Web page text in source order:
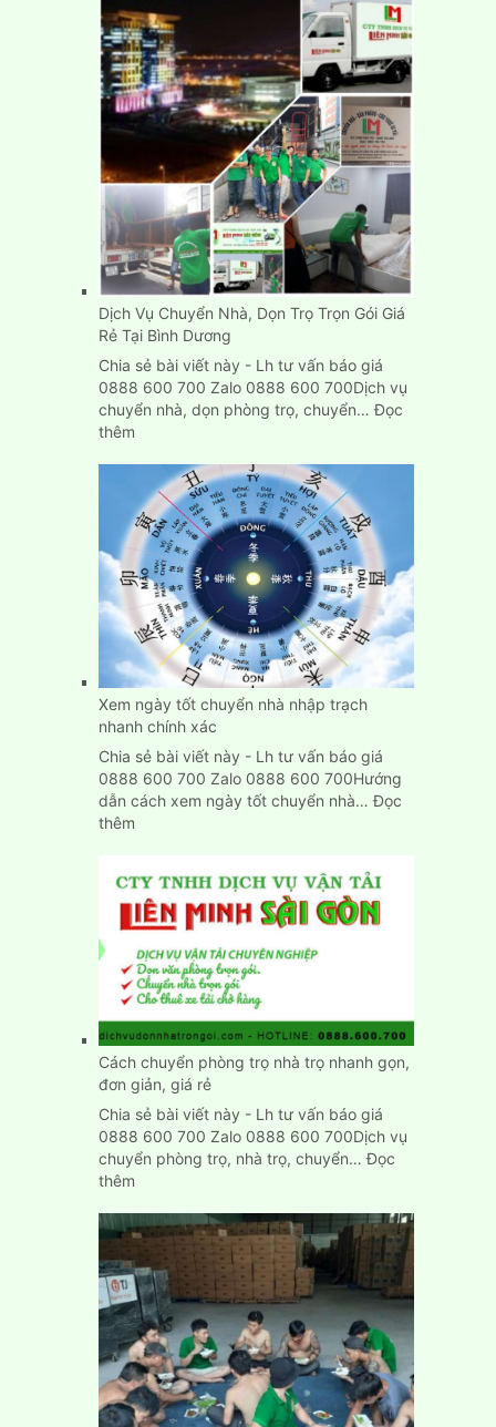
Dịch Vụ Chuyển Nhà, Dọn Trọ Trọn Gói Giá
Rẻ Tại Bình Dương
Chia sẻ bài viết này - Lh tư vấn báo giá
0888 600 700 Zalo 0888 600 700Dịch vụ
chuyển nhà, dọn phòng trọ, chuyển…Đọc
thêm:
Chuyển
Nhà,
Dọn
Trọ
Trọn
Giá
Rẻ
Tại
Bình
Dương
Xem ngày tốt chuyển nhà nhập trạch
nhanh chính xác
Chia sẻ bài viết này - Lh tư vấn báo giá
0888 600 700 Zalo 0888 600 700Hướng
dẫn cách xem ngày tốt chuyển nhà…Đọc
thêm:
tốt
chuyển
nhà
nhập
trạch
nhanh
chính
xác
Cách chuyển phòng trọ nhà trọ nhanh gọn,
đơn giản, giá rẻ
Chia sẻ bài viết này - Lh tư vấn báo giá
0888 600 700 Zalo 0888 600 700Dịch vụ
chuyển phòng trọ, nhà trọ, chuyển…Đọc
thêm:
chuyển
phòng
trọ
nhà
trọ
nhanh
gọn,
đơn
giản,
giá